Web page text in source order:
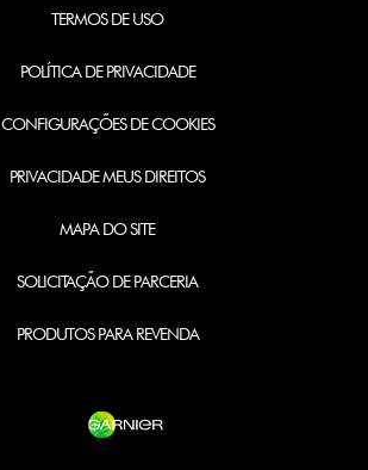
TERMOS DE USO
POLÍTICA DE PRIVACIDADE
CONFIGURAÇÕES DE COOKIES
PRIVACIDADE MEUS DIREITOS
MAPA DO SITE
SOLICITAÇÃO DE PARCERIA
PRODUTOS PARA REVENDA